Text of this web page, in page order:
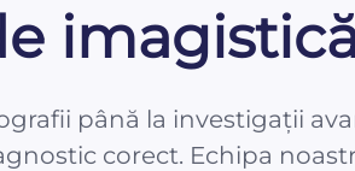
până la investigații
corect. Echipa